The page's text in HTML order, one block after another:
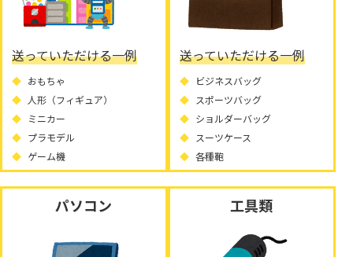
送っていただける一例
おもちゃ
人形（フィギュア）
ミニカー
プラモデル
ゲーム機
送っていただける一例
ビジネスバッグ
スポーツバッグ
ショルダーバッグ
スーツケース
各種鞄
パソコン 工具類